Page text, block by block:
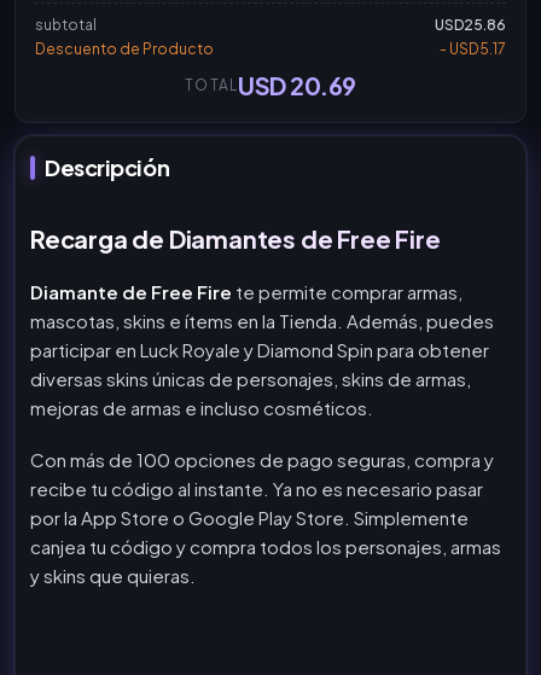
subtotal
USD25.86
Descuento de Producto
- USD5.17
TOTALUSD 20.69
Descripción
Recarga de Diamantes de Free Fire
Diamante de Free Fire te permite comprar armas,
mascotas, skins e ítems en la Tienda. Además, puedes
participar en Luck Royale y Diamond Spin para obtener
diversas skins únicas de personajes, skins de armas,
mejoras de armas e incluso cosméticos.
Con más de 100 opciones de pago seguras, compra y
recibe tu código al instante. Ya no es necesario pasar
por la App Store o Google Play Store. Simplemente
canjea tu código y compra todos los personajes, armas
y skins que quieras.